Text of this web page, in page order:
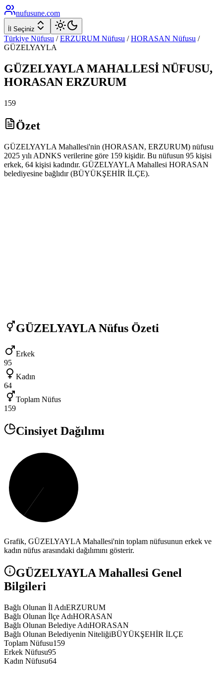
nufusune.com
İl Seçiniz
Türkiye Nüfusu / ERZURUM Nüfusu / HORASAN Nüfusu /
GÜZELYAYLA
GÜZELYAYLA MAHALLESİ NÜFUSU,
HORASAN ERZURUM
159
Özet
GÜZELYAYLA Mahallesi'nin (HORASAN, ERZURUM) nüfusu
2025 yılı ADNKS verilerine göre 159 kişidir. Bu nüfusun 95 kişisi
erkek, 64 kişisi kadındır. GÜZELYAYLA Mahallesi HORASAN
belediyesine bağlıdır (BÜYÜKŞEHİR İLÇE).
GÜZELYAYLA Nüfus Özeti
Erkek
95
Kadın
64
Toplam Nüfus
159
Cinsiyet Dağılımı
Grafik, GÜZELYAYLA Mahallesi'nin toplam nüfusunun erkek ve
kadın nüfus arasındaki dağılımını gösterir.
GÜZELYAYLA Mahallesi Genel
Bilgileri
Bağlı Olunan İl AdıERZURUM
Bağlı Olunan İlçe AdıHORASAN
Bağlı Olunan Belediye AdıHORASAN
Bağlı Olunan Belediyenin NiteliğiBÜYÜKŞEHİR İLÇE
Toplam Nüfusu159
Erkek Nüfusu95
Kadın Nüfusu64